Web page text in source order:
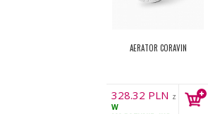
AERATOR CORAVIN
328.32 PLN z
VAT
W